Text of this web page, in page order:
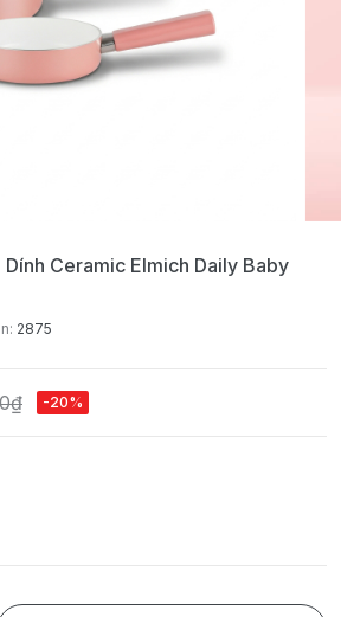
Ceramic Elmich Daily Baby
2875
-20%